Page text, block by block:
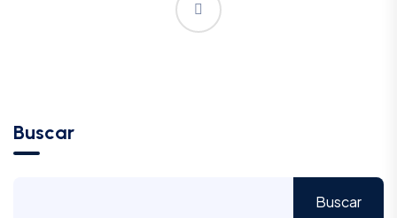
Buscar
Buscar